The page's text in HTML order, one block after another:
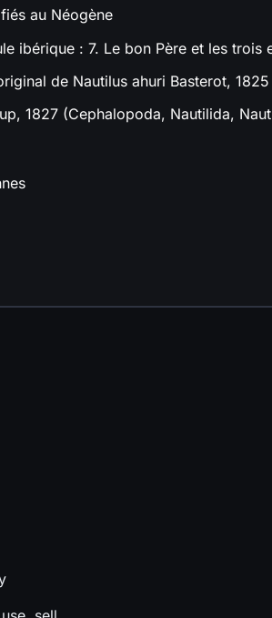
au Néogène
ibérique : 7. Le bon Père et les
de Nautilus ahuri Basterot,
1827 (Cephalopoda, Nautilida,